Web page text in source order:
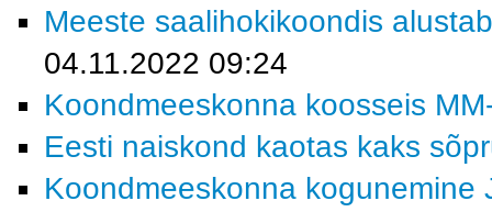
Meeste saalihokikoondis
04.11.2022 09:24
Koondmeeskonna koosseis
Eesti naiskond kaotas kaks
Koondmeeskonna kogunemine